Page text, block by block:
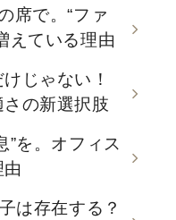
席で。“ファ
えている理由
じゃない！
の新選択肢
”を。オフィス
は存在する？